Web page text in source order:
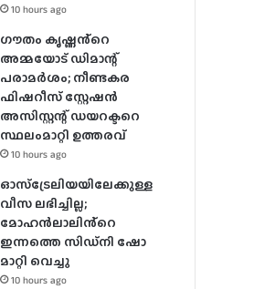
10 hours ago
ഗൗതം കൃഷ്ണൻ്റെ
അമ്മയോട് ഡിമാന്റ്
പരാമർ‌ശം; നീണ്ടകര
ഫിഷറീസ് സ്റ്റേഷൻ
അസിസ്റ്റന്റ് ഡയറക്ടറെ
സ്ഥലംമാറ്റി ഉത്തരവ്
10 hours ago
ഓസ്‌ട്രേലിയയിലേക്കുള്ള
വീസ ലഭിച്ചില്ല;
മോഹൻലാലിൻ്റെ
ഇന്നത്തെ സിഡ്നി ഷോ
മാറ്റി വെച്ചു
10 hours ago